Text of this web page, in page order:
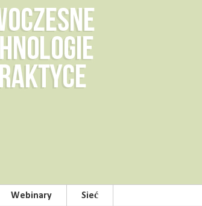
Webinary Sieć